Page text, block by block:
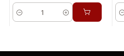
Cantidad